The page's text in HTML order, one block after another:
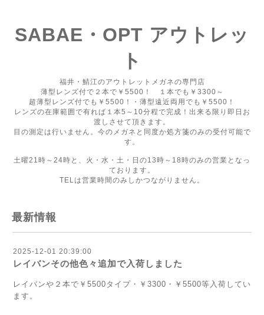
SABAE・OPT アウトレッ
ト
福井・鯖江のアウトレットメガネの専門店
薄型レンズ付で２本で￥5500！ １本でも￥3300～
超薄型レンズ付でも￥5500！・薄型遠近両用でも￥5500！
レンズの在庫範囲で有れば１本5～10分程で完成！出来る限り即日お
渡しさせて頂きます。
目の測定は行いません。今のメガネと同度か処方箋のみの受付可能で
す。
土曜21時～24時と、火・水・土・日の13時～18時のみの営業となっ
ております。
TELは営業時間のみしかつながりません。
最新情報
2025-12-01 20:39:00
レイバンその他色々追加で入荷しました
レイバンや２本で￥5500タイプ・￥3300・￥5500等入荷してい
ます。